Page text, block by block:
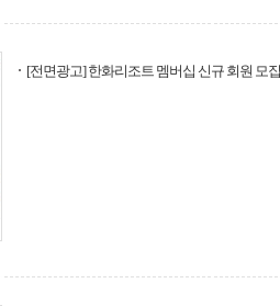
[전면광고] 한화리조트 멤버십 신규 회원 모